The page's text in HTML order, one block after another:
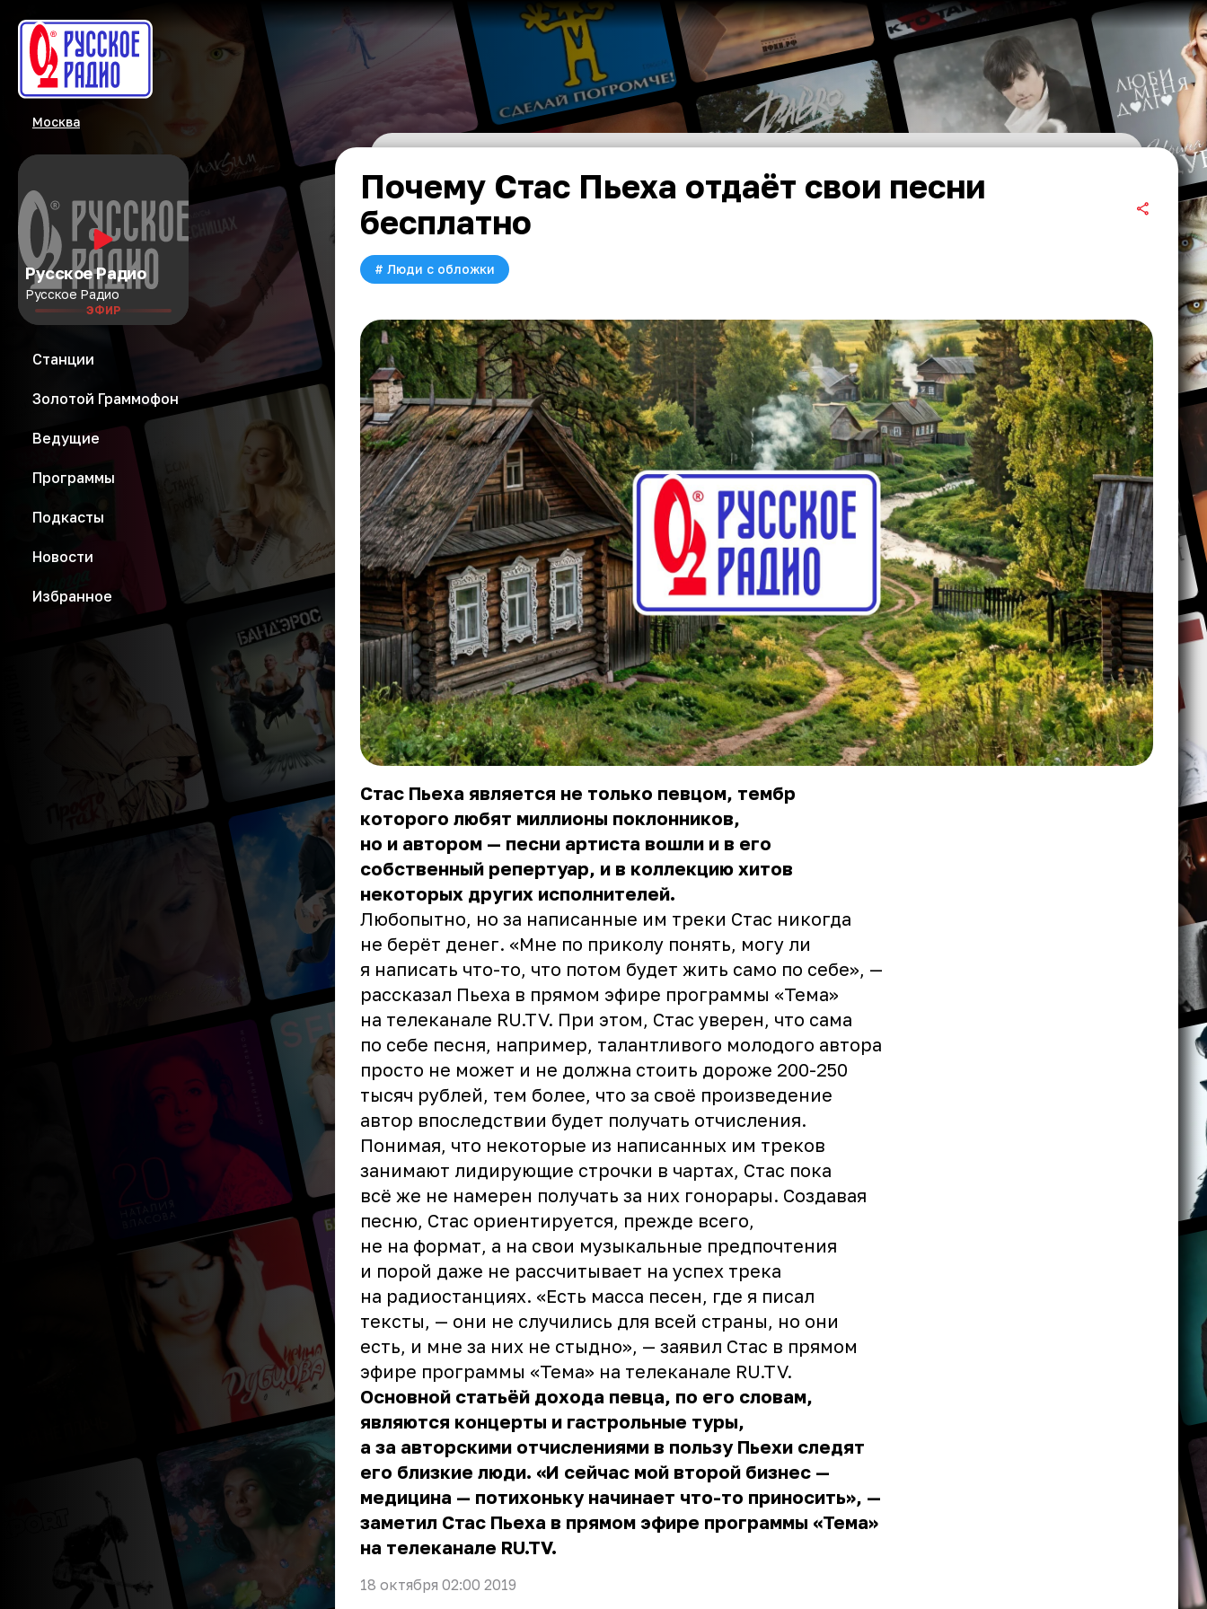
Москва
Русское Радио
Русское Радио
ЭФИР
Станции
Золотой Граммофон
Ведущие
Программы
Подкасты
Новости
Избранное
Почему Стас Пьеха отдаёт свои песни
бесплатно
# Люди с обложки
Стас Пьеха является не только певцом, тембр
которого любят миллионы поклонников,
но и автором — песни артиста вошли и в его
собственный репертуар, и в коллекцию хитов
некоторых других исполнителей.
Любопытно, но за написанные им треки Стас никогда
не берёт денег. «Мне по приколу понять, могу ли
я написать что-то, что потом будет жить само по себе», —
рассказал Пьеха в прямом эфире программы «Тема»
на телеканале RU.TV. При этом, Стас уверен, что сама
по себе песня, например, талантливого молодого автора
просто не может и не должна стоить дороже 200-250
тысяч рублей, тем более, что за своё произведение
автор впоследствии будет получать отчисления.
Понимая, что некоторые из написанных им треков
занимают лидирующие строчки в чартах, Стас пока
всё же не намерен получать за них гонорары. Создавая
песню, Стас ориентируется, прежде всего,
не на формат, а на свои музыкальные предпочтения
и порой даже не рассчитывает на успех трека
на радиостанциях. «Есть масса песен, где я писал
тексты, — они не случились для всей страны, но они
есть, и мне за них не стыдно», — заявил Стас в прямом
эфире программы «Тема» на телеканале RU.TV.
Основной статьёй дохода певца, по его словам,
являются концерты и гастрольные туры,
а за авторскими отчислениями в пользу Пьехи следят
его близкие люди. «И сейчас мой второй бизнес —
медицина — потихоньку начинает что-то приносить», —
заметил Стас Пьеха в прямом эфире программы «Тема»
на телеканале RU.TV.
18 октября 02:00 2019